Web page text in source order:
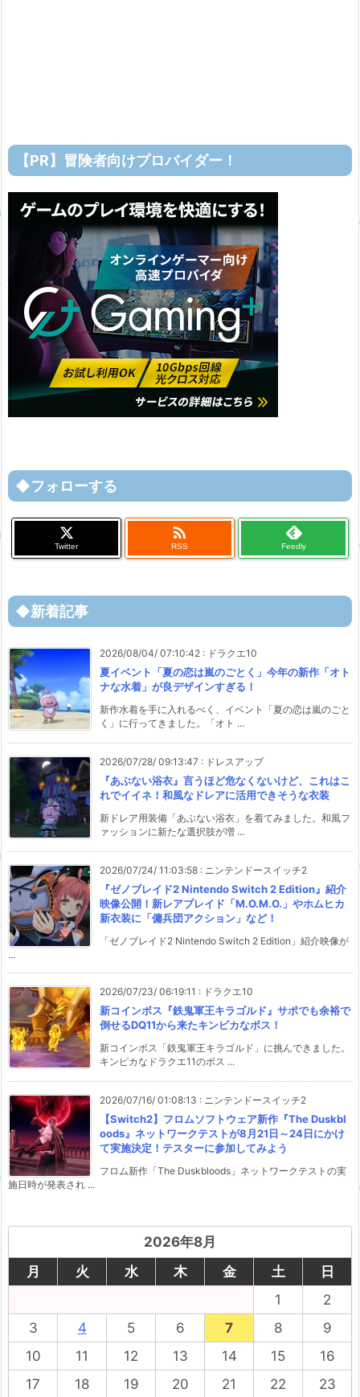
【PR】冒険者向けプロバイダー！
◆フォローする
Twitter

RSS Feedly
◆新着記事
2026/08/04/ 07:10:42 : ドラクエ10
夏イベント「夏の恋は嵐のごとく」今年の新作「オト
ナな水着」が良デザインすぎる！
新作水着を手に入れるべく、イベント「夏の恋は嵐のごと
く」に行ってきました。「オト ...
2026/07/28/ 09:13:47 : ドレスアップ
『あぶない浴衣』言うほど危なくないけど、これはこ
れでイイネ！和風なドレアに活用できそうな衣装
新ドレア用装備「あぶない浴衣」を着てみました。和風フ
ァッションに新たな選択肢が増 ...
2026/07/24/ 11:03:58 : ニンテンドースイッチ2
『ゼノブレイド2 Nintendo Switch 2 Edition』紹介
映像公開！新レアブレイド「M.O.M.O.」やホムヒカ
新衣装に「傭兵団アクション」など！
「ゼノブレイド2 Nintendo Switch 2 Edition」紹介映像が
...
2026/07/23/ 06:19:11 : ドラクエ10
新コインボス『鉄鬼軍王キラゴルド』サポでも余裕で
倒せるDQ11から来たキンピカなボス！
新コインボス「鉄鬼軍王キラゴルド」に挑んできました。
キンピカなドラクエ11のボス ...
2026/07/16/ 01:08:13 : ニンテンドースイッチ2
【Switch2】フロムソフトウェア新作『The Duskbl
oods』ネットワークテストが8月21日～24日にかけ
て実施決定！テスターに参加してみよう
フロム新作「The Duskbloods」ネットワークテストの実
施日時が発表され ...
2026年8月
月
火 水 木 金 土
日
1
2
3
4 5 6 7 8
9
10
11 12 13 14 15
16
17
18 19 20 21 22
23